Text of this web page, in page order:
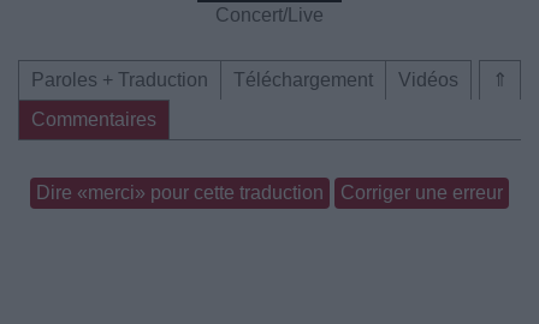
Concert/Live
⇑
Paroles + Traduction Téléchargement
Vidéos
Commentaires
Dire «merci» pour cette traduction Corriger une erreur